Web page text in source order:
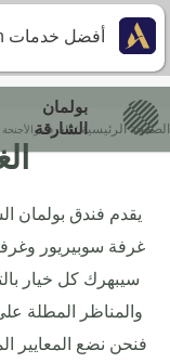
الصفحة الرئيسية الغرف والأجنحة
يقدم فندق بولمان
غرفة سوبيريور
سيبهرك كل خيار
والمناظر المطلة
فنحن نضع المعايير
بولمان
الشارقة
أفضل خدمات Pullman الموجودة على تطبيق Accor